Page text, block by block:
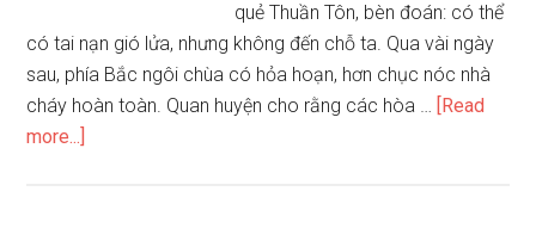
quẻ Thuần Tôn, bèn đoán: có thể
có tai nạn gió lửa, nhưng không đến chỗ ta. Qua vài ngày
sau, phía Bắc ngôi chùa có hỏa hoạn, hơn chục nóc nhà
cháy hoàn toàn. Quan huyện cho rằng các hòa … [Read
more...]